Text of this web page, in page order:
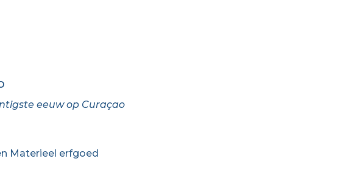
eeuw op Curaçao
Materieel erfgoed